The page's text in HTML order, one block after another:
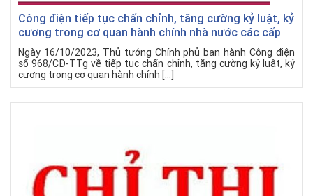
Công điện tiếp tục chấn chỉnh, tăng cường kỷ luật, kỷ
cương trong cơ quan hành chính nhà nước các cấp
Ngày 16/10/2023, Thủ tướng Chính phủ ban hành Công điện
số 968/CĐ-TTg về tiếp tục chấn chỉnh, tăng cường kỷ luật, kỷ
cương trong cơ quan hành chính […]